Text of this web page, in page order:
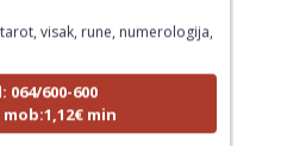
visak, rune, numerologija,
600-600
mob:1,12€ min